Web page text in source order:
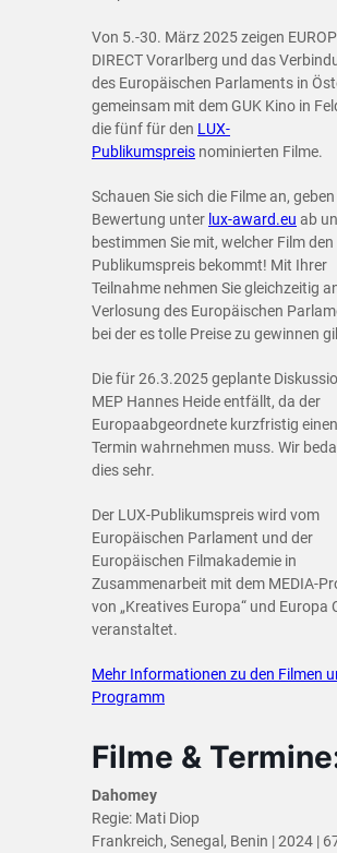
Von 5.-30. März 2025 zeigen
DIRECT Vorarlberg und das
des Europäischen Parlaments in
gemeinsam mit dem GUK Kino in
die fünf für den LUX-
Publikumspreis nominierten Filme.
Schauen Sie sich die Filme an,
Bewertung unter lux-award.eu ab
bestimmen Sie mit, welcher Film den
Publikumspreis bekommt! Mit Ihrer
Teilnahme nehmen Sie gleichzeitig
Verlosung des Europäischen
bei der es tolle Preise zu gewinnen
Die für 26.3.2025 geplante
MEP Hannes Heide entfällt, da der
Europaabgeordnete kurzfristig
Termin wahrnehmen muss. Wir
dies sehr.
Der LUX-Publikumspreis wird vom
Europäischen Parlament und der
Europäischen Filmakademie in
Zusammenarbeit mit dem MEDIA-
von „Kreatives Europa“ und Europa
veranstaltet.
Mehr Informationen zu den Filmen
Programm
Filme &
Dahomey
Regie: Mati Diop
Frankreich, Senegal, Benin | 2024 |